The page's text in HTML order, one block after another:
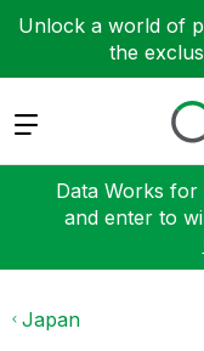
Unlock a world of
the
Expand
Data Works
and enter to
Japan